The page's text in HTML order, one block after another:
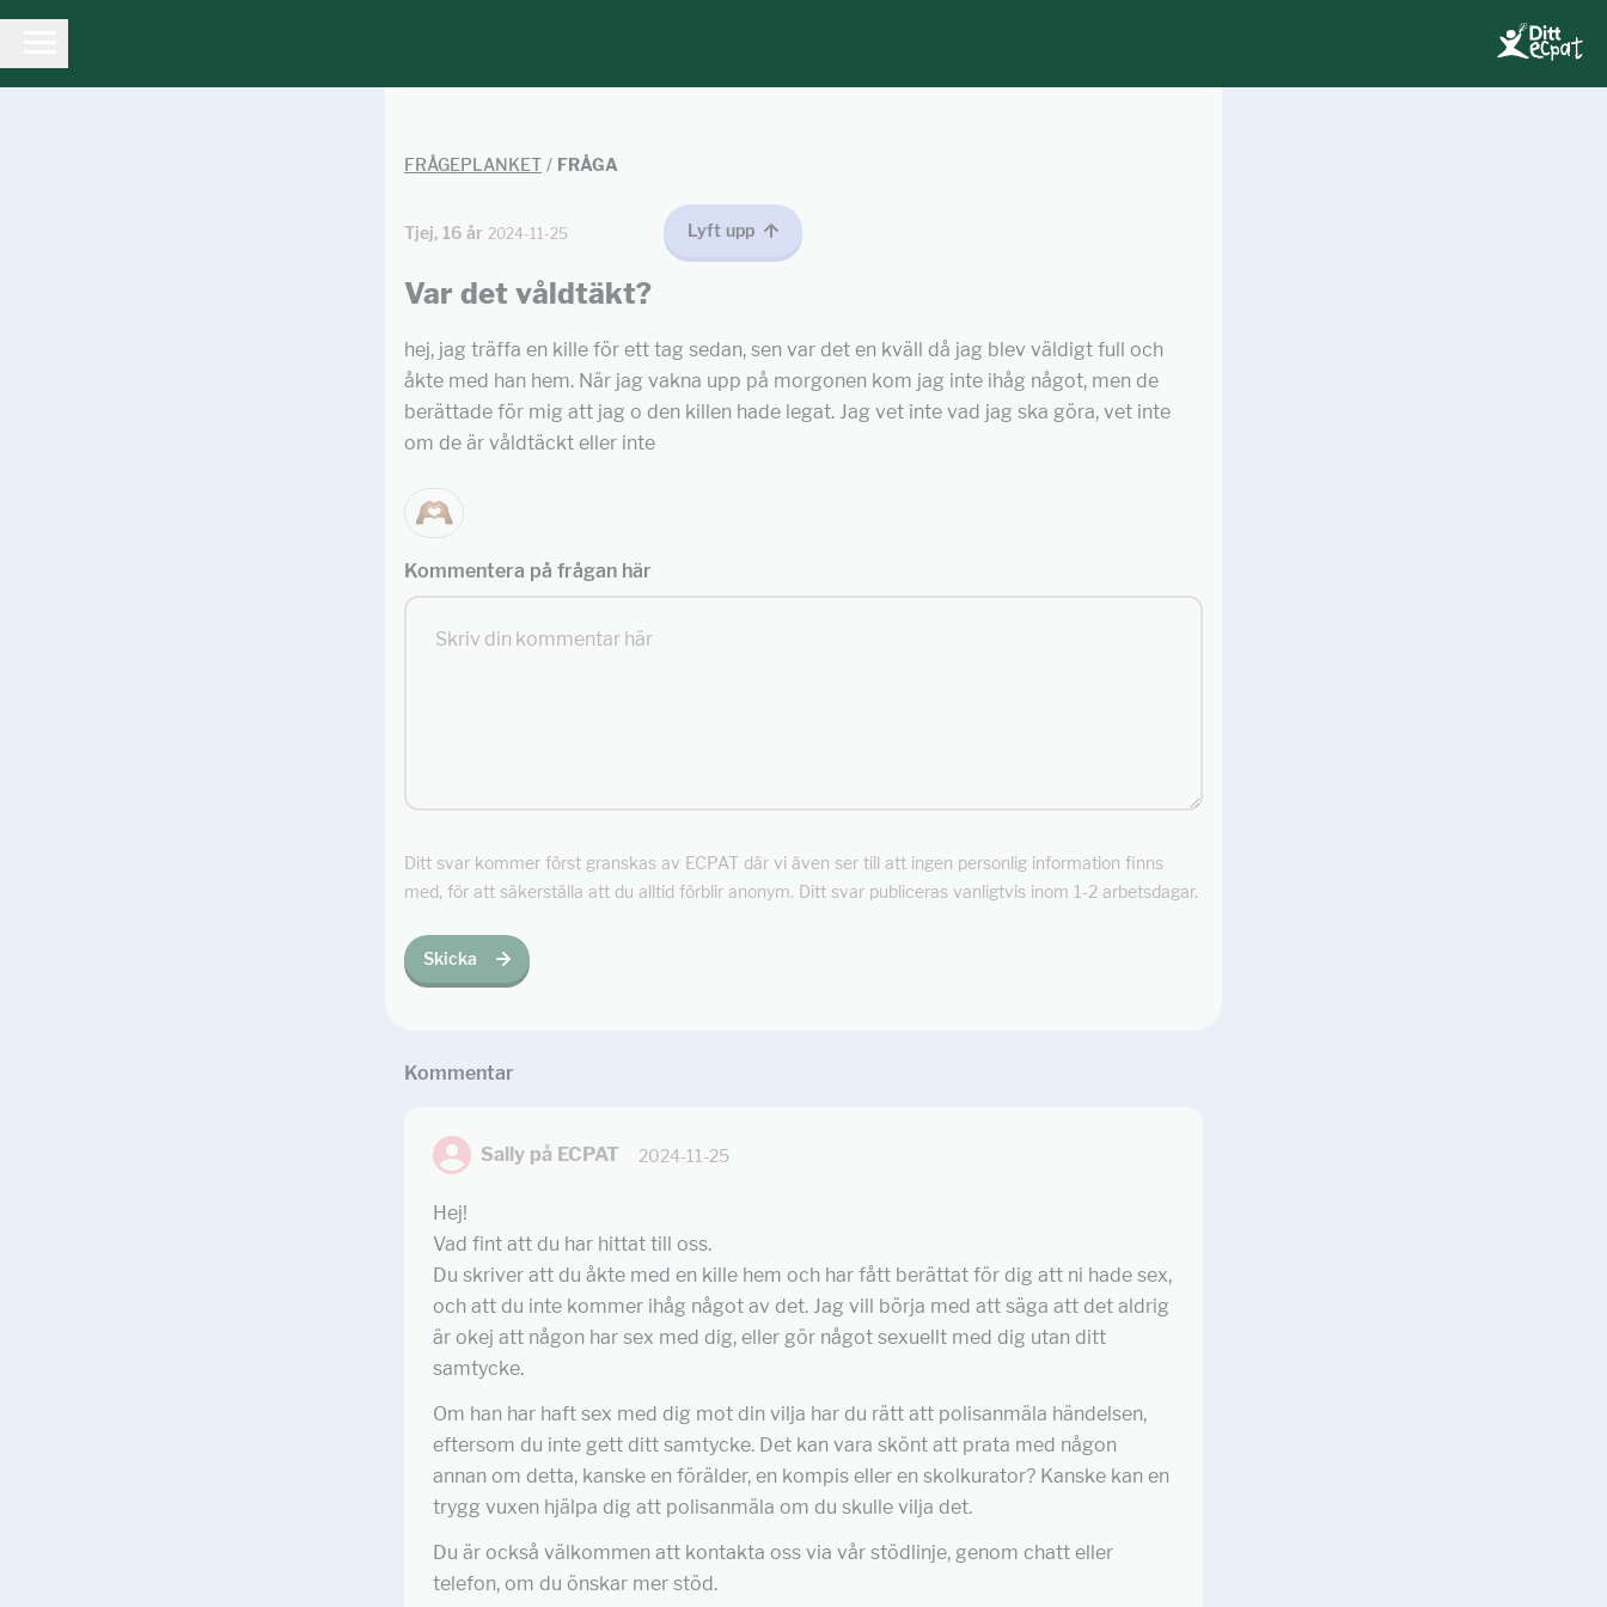
FRÅGEPLANKET / FRÅGA
Tjej, 16 år 2024-11-25 Lyft upp
Var det våldtäkt?
hej, jag träffa en kille för ett tag sedan, sen var det en kväll då jag blev väldigt full och
åkte med han hem. När jag vakna upp på morgonen kom jag inte ihåg något, men de
berättade för mig att jag o den killen hade legat. Jag vet inte vad jag ska göra, vet inte
om de är våldtäckt eller inte
Kommentera på frågan här
Ditt svar kommer först granskas av ECPAT där vi även ser till att ingen personlig information finns
med, för att säkerställa att du alltid förblir anonym. Ditt svar publiceras vanligtvis inom 1-2 arbetsdagar.
Skicka
Kommentar
Sally på ECPAT 2024-11-25
Hej!
Vad fint att du har hittat till oss.
Du skriver att du åkte med en kille hem och har fått berättat för dig att ni hade sex,
och att du inte kommer ihåg något av det. Jag vill börja med att säga att det aldrig
är okej att någon har sex med dig, eller gör något sexuellt med dig utan ditt
samtycke.
Om han har haft sex med dig mot din vilja har du rätt att polisanmäla händelsen,
eftersom du inte gett ditt samtycke. Det kan vara skönt att prata med någon
annan om detta, kanske en förälder, en kompis eller en skolkurator? Kanske kan en
trygg vuxen hjälpa dig att polisanmäla om du skulle vilja det.
Du är också välkommen att kontakta oss via vår stödlinje, genom chatt eller
telefon, om du önskar mer stöd.